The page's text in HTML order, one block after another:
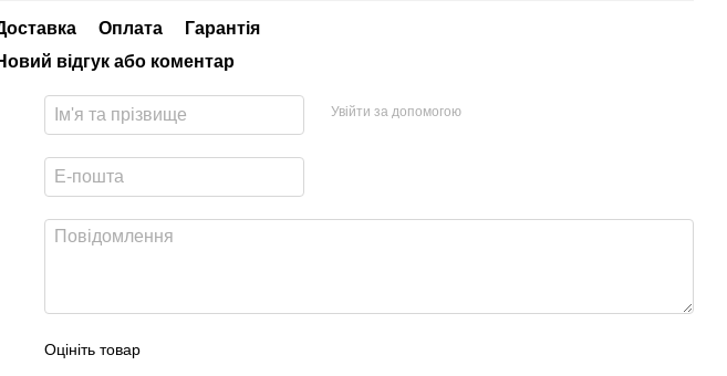
Оплата
Гарантія
відгук або коментар
Увійти за допомогою
Оцініть товар